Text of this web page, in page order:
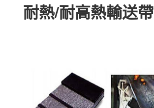
耐熱/耐高熱輸送帶